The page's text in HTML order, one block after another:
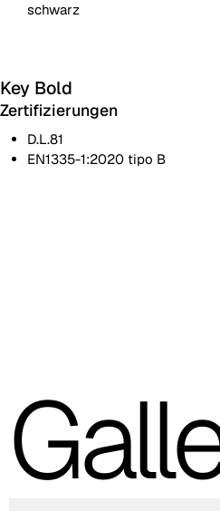
schwarz
Key Bold
Zertifizierungen
D.L.81
EN1335-1:2020 tipo B
3D-Netzrückenlehne
Beige